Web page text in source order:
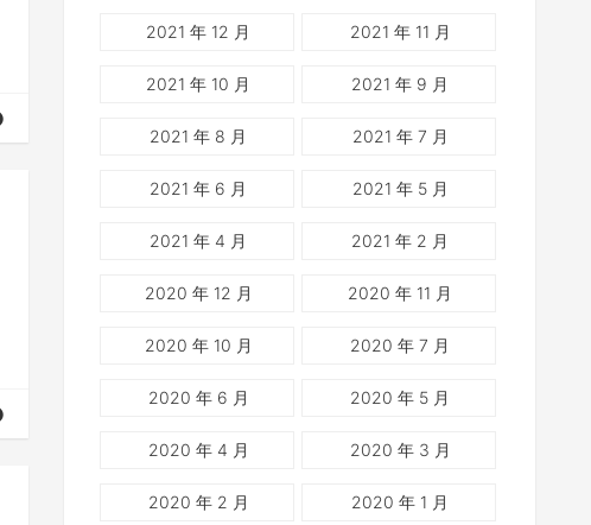
2021 年 12 月 2021 年 11 月
2021 年 10 月 2021 年 9 月
2021 年 8 月 2021 年 7 月
2021 年 6 月 2021 年 5 月
2021 年 4 月 2021 年 2 月
2020 年 12 月 2020 年 11 月
2020 年 10 月 2020 年 7 月
2020 年 6 月 2020 年 5 月
2020 年 4 月 2020 年 3 月
2020 年 2 月 2020 年 1 月